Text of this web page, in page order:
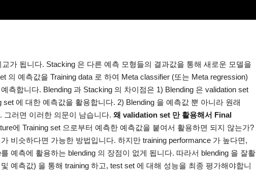
가 됩니다. Stacking 은 다른 예측 모형들의 결과값을 통해 새로운 모델을
의 예측값을 Training data 로 하여 Meta classifier (또는 Meta regression)
측합니다. Blending 과 Stacking 의 차이점은 1) Blending 은 validation set
에 대한 예측값을 활용합니다. 2) Blending 을 예측값 뿐 아니라 원래
그러면 이러한 의문이 남습니다. 왜 validation set 만 활용해서 Final
에 Training set 으로부터 예측한 예측값을 붙여서 활용하면 되지 않는가?
비슷하다면 가능한 방법입니다. 하지만 training performance 가 높다면,
예측에 활용하는 blending 의 장점이 없게 됩니다. 따라서 blending 을 잘활
예측값) 을 통해 training 하고, test set 에 대해 성능을 최종 평가해야합니